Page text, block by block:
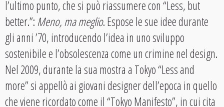
l’ultimo punto, che si può riassumere con “Less, but
better.”: Meno, ma meglio. Espose le sue idee durante
gli anni ’70, introducendo l’idea in uno sviluppo
sostenibile e l’obsolescenza come un crimine nel design.
Nel 2009, durante la sua mostra a Tokyo “Less and
more” si appellò ai giovani designer dell’epoca in quello
che viene ricordato come il “Tokyo Manifesto”, in cui cita